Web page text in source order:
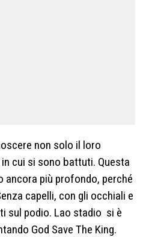
non solo il loro
cui si sono battuti. Questa
ancora più profondo, perché
capelli, con gli occhiali e
sul podio. Lao stadio si è
God Save The King.